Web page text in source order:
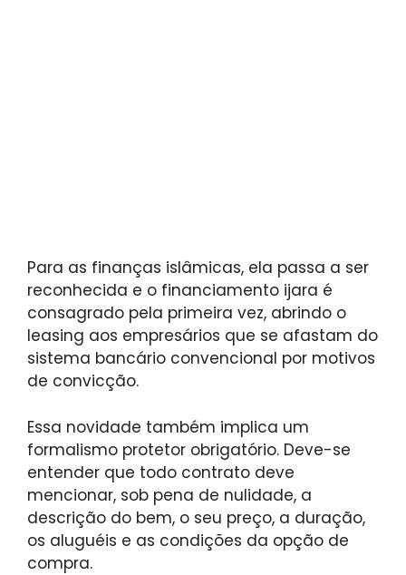
Para as finanças islâmicas, ela passa a ser
reconhecida e o financiamento ijara é
consagrado pela primeira vez, abrindo o
leasing aos empresários que se afastam do
sistema bancário convencional por motivos
de convicção.
Essa novidade também implica um
formalismo protetor obrigatório. Deve-se
entender que todo contrato deve
mencionar, sob pena de nulidade, a
descrição do bem, o seu preço, a duração,
os aluguéis e as condições da opção de
compra.